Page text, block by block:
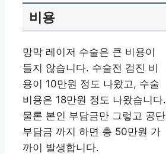
비용
망막 레이저 수술은 큰 비용이
들지 않습니다. 수술전 검진 비
용이 10만원 정도 나왔고, 수술
비용은 18만원 정도 나왔습니다.
물론 본인 부담금만 그렇고 공단
부담금 까지 하면 총 50만원 가
까이 발생합니다.